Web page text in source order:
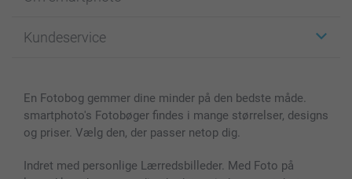
Fotobøger
Cover til mobil & tablet
MyNameBook
Fotorammer & Tilbehør
For affiliate
Sitemap
Betingelser og garantier
Kundeservice
smartbonus
Priser & betaling
En Fotobog gemmer dine minder på den bedste måde.
smartphoto's Fotobøger findes i mange størrelser, designs
og priser. Vælg den, der passer netop dig.
Indret med personlige Lærredsbilleder. Med Foto på